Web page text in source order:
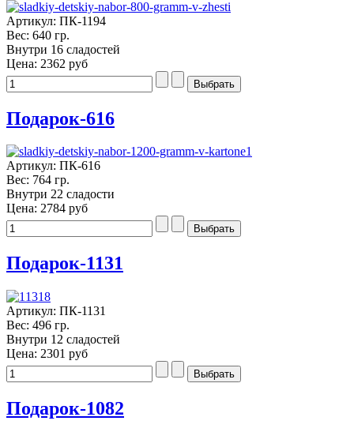
Артикул: ПК-1194
Вес: 640 гр.
Внутри 16 сладостей
Цена: 2362 руб
Подарок-616
Артикул: ПК-616
Вес: 764 гр.
Внутри 22 сладости
Цена: 2784 руб
Подарок-1131
Артикул: ПК-1131
Вес: 496 гр.
Внутри 12 сладостей
Цена: 2301 руб
Подарок-1082